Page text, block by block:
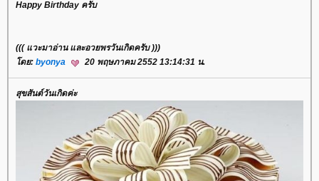
Happy Birthday ครับ
((( แวะมาอ่าน และอวยพรวันเกิดครับ )))
ดย: byonya 20 พฤษภาคม 2552 13:14:31 น.
สุขสันต์วันเกิดค่ะ